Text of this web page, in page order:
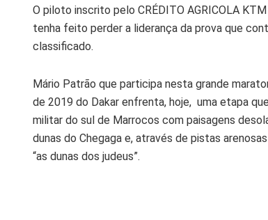
O piloto inscrito pelo CRÉDITO AGRICOLA
tenha feito perder a liderança da prova que
classificado.
Mário Patrão que participa nesta grande
de 2019 do Dakar enfrenta, hoje, uma etapa
militar do sul de Marrocos com paisagens
dunas do Chegaga e, através de pistas
“as dunas dos judeus”.